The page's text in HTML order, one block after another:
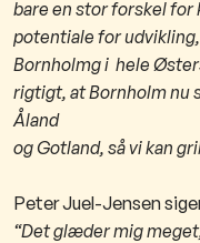
bare en stor forskel for
potentiale for
Bornholmg i hele
rigtigt, at Bornholm nu
Åland
og Gotland, så vi kan
Peter Juel-Jensen
“Det glæder mig